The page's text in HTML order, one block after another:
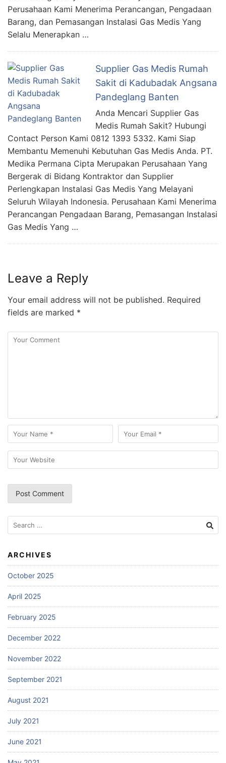
Perusahaan Kami Menerima Perancangan, Pengadaan
Barang, dan Pemasangan Instalasi Gas Medis Yang
Selalu Menerapkan …
Supplier Gas Medis Rumah
Sakit di Kadubadak Angsana
Pandeglang Banten
Anda Mencari Supplier Gas
Medis Rumah Sakit? Hubungi
Contact Person Kami 0812 1393 5332. Kami Siap
Membantu Memenuhi Kebutuhan Gas Medis Anda. PT.
Medika Permana Cipta Merupakan Perusahaan Yang
Bergerak di Bidang Kontraktor dan Supplier
Perlengkapan Instalasi Gas Medis Yang Melayani
Seluruh Wilayah Indonesia. Perusahaan Kami Menerima
Perancangan Pengadaan Barang, Pemasangan Instalasi
Gas Medis Yang …
Leave a Reply
Your email address will not be published. Required
fields are marked *
Search
for:
ARCHIVES
October 2025
April 2025
February 2025
December 2022
November 2022
September 2021
August 2021
July 2021
June 2021